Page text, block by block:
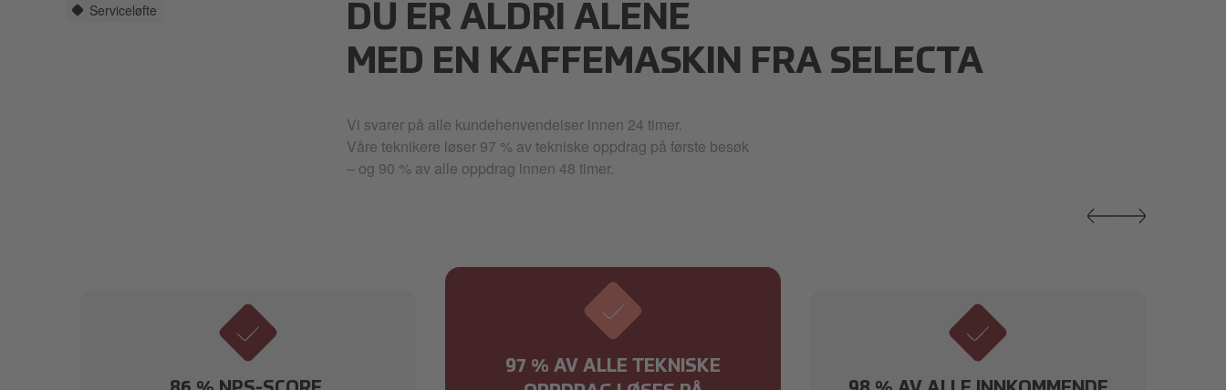
Serviceløfte
DU ER ALDRI ALENE
MED EN KAFFEMASKIN FRA SELECTA
Vi svarer på alle kundehenvendelser innen 24 timer.
Våre teknikere løser 97 % av tekniske oppdrag på første besøk
– og 90 % av alle oppdrag innen 48 timer.
97 % AV ALLE TEKNISKE